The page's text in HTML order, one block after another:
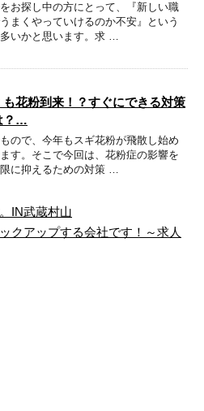
お探し中の方にとって、『新しい職
まくやっていけるのか不安』という
いかと思います。求 …
も花粉到来！？すぐにできる対策
？…
ので、今年もスギ花粉が飛散し始め
す。そこで今回は、花粉症の影響を
に抑えるための対策 …
IN武蔵村山
クアップする会社です！～求人